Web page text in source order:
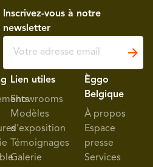
Inscrivez-vous à notre
newsletter
Lien utiles
Showrooms
Modèles
d’exposition
Témoignages
Galerie
Èggo
Belgique
À propos
Espace
presse
Services